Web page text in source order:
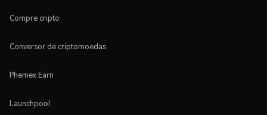
Compre cripto
Conversor de criptomoedas
Phemex Earn
Launchpool